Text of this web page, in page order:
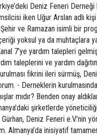
Deniz Feneri Derneği
iken Uğur Arslan adlı kişi
Şehir ve Ramazan isimli bir
yoksul ya da muhtaçlara
7’ye yardım talepleri
taleplerini ve yardım
fikrini ileri sürmüş,
- Derneklerin
mıdır? Benden onay
şirketlerde
Deniz Feneri e.V.’nin
Almanya’da inisiyatif